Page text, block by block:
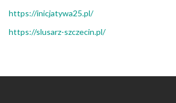
https://inicjatywa25.pl/
https://slusarz-szczecin.pl/